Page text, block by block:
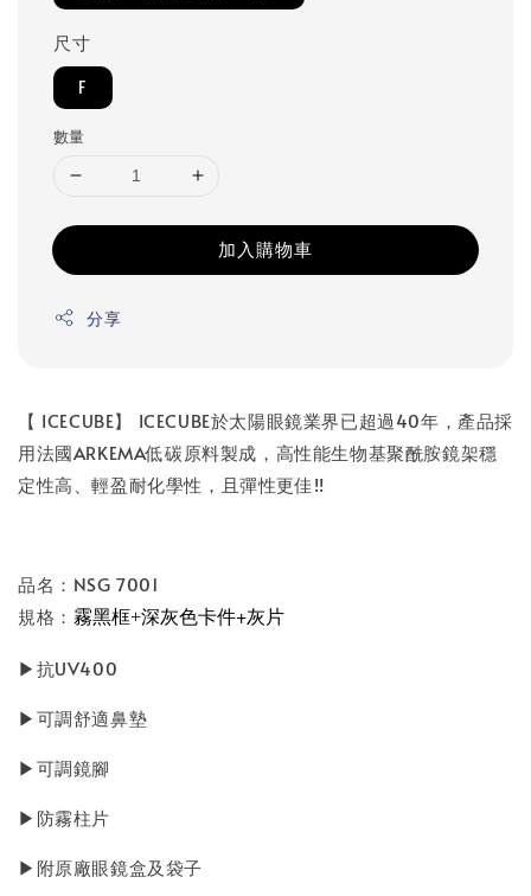
尺寸
F
數量
加入購物車
分享
【 ICECUBE】 ICECUBE於太陽眼鏡業界已超過40年，產品採
用法國ARKEMA低碳原料製成，高性能生物基聚酰胺鏡架穩
定性高、輕盈耐化學性，且彈性更佳!!
品名：NSG 7001
規格： 霧黑框+深灰色卡件+灰片
▶抗UV400
▶可調舒適鼻墊
▶可調鏡腳
▶防霧柱片
▶附原廠眼鏡盒及袋子